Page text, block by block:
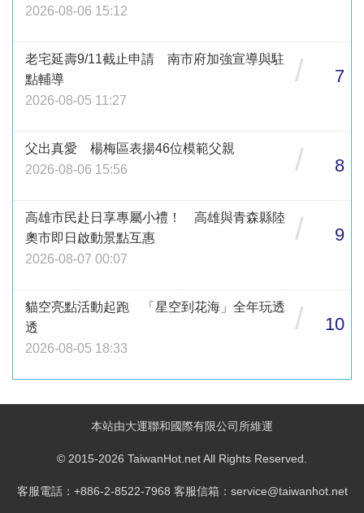
2026-08-06 15:12
老宅延壽9/11截止申請 南市府加強宣導與駐
點輔導
2026-08-05 11:27
/ 7
父出真愛 楊梅區表揚46位模範父親
2026-08-06 15:56
/ 8
高雄市民赴日享專屬小禮！ 高雄與青森縣陸
奧市即日啟動景點互惠
2026-08-07 00:07
/ 9
貓空亮點活動起跑 「星空到花海」全年玩透
透
2026-08-05 18:33
/ 10
本站由大運聯和國際有限公司所維運
© 2015-2026 TaiwanHot.net All Rights Reserved.
客服電話：+886-2-8522-7968 客服信箱：service@taiwanhot.net